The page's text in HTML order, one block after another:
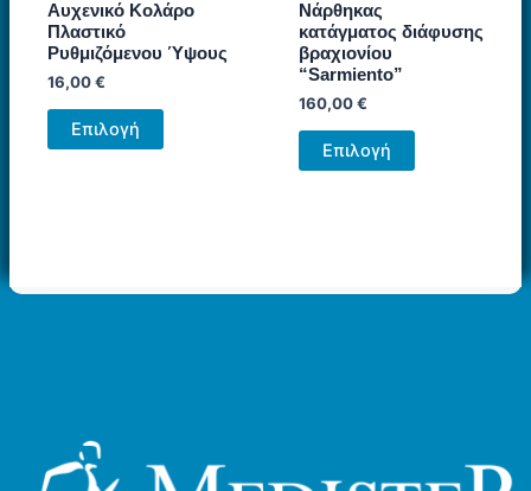
Αυχενικό Κολάρο
Πλαστικό
Ρυθμιζόμενου Ύψους
16,00€
Επιλογή
Αυτό
το
του
Νάρθηκας
κατάγματος διάφυσης
βραχιονίου
“Sarmiento”
160,00€
Επιλογή
Αυτό
το